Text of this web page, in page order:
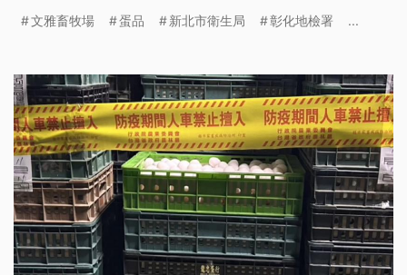
嫌，以40萬元交保。
文雅畜牧場 蛋品 新北市衛生局 彰化地檢署 ...